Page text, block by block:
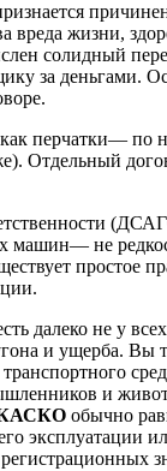
вреда жизни,
солидный
за
перчатки— по
Отдельный
машин— не
простое
далеко не у
и ущерба. Вы
и
обычно